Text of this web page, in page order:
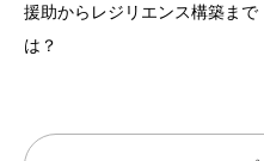
援助からレジリエンス構築ま
は？